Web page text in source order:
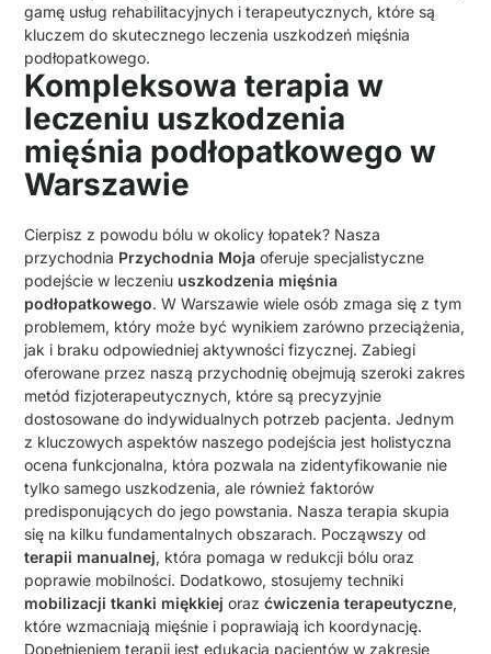
gamę usług rehabilitacyjnych i terapeutycznych, które są
kluczem do skutecznego leczenia uszkodzeń mięśnia
podłopatkowego.
Kompleksowa terapia w
leczeniu uszkodzenia
mięśnia podłopatkowego w
Warszawie
Cierpisz z powodu bólu w okolicy łopatek? Nasza
przychodnia Przychodnia Moja oferuje specjalistyczne
podejście w leczeniu uszkodzenia mięśnia
podłopatkowego. W Warszawie wiele osób zmaga się z tym
problemem, który może być wynikiem zarówno przeciążenia,
jak i braku odpowiedniej aktywności fizycznej. Zabiegi
oferowane przez naszą przychodnię obejmują szeroki zakres
metód fizjoterapeutycznych, które są precyzyjnie
dostosowane do indywidualnych potrzeb pacjenta. Jednym
z kluczowych aspektów naszego podejścia jest holistyczna
ocena funkcjonalna, która pozwala na zidentyfikowanie nie
tylko samego uszkodzenia, ale również faktorów
predisponujących do jego powstania. Nasza terapia skupia
się na kilku fundamentalnych obszarach. Począwszy od
terapii manualnej, która pomaga w redukcji bólu oraz
poprawie mobilności. Dodatkowo, stosujemy techniki
mobilizacji tkanki miękkiej orazćwiczenia terapeutyczne,
które wzmacniają mięśnie i poprawiają ich koordynację.
Dopełnieniem terapii jest edukacja pacjentów w zakresie